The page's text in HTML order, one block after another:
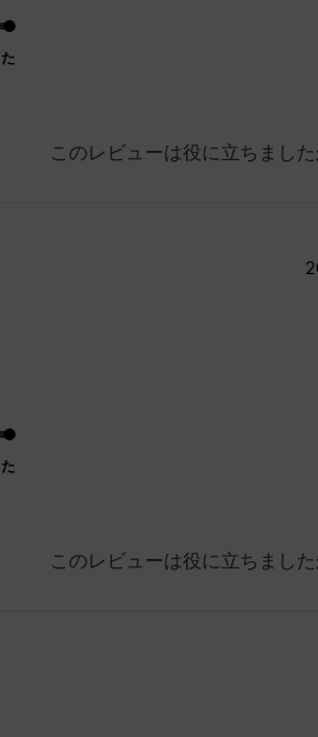
このレビューは役に立ちました
このレビューは役に立ちました